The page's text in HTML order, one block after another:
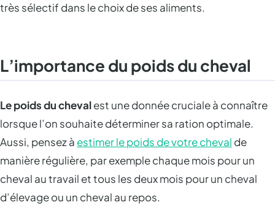
très sélectif dans le choix de ses aliments.
L’importance du poids du cheval
Le poids du chevalest une donnée cruciale à connaître
lorsque l’on souhaite déterminer sa ration optimale.
Aussi, pensez à estimer le poids de votre cheval de
manière régulière, par exemple chaque mois pour un
cheval au travail et tous les deux mois pour un cheval
d’élevage ou un cheval au repos.